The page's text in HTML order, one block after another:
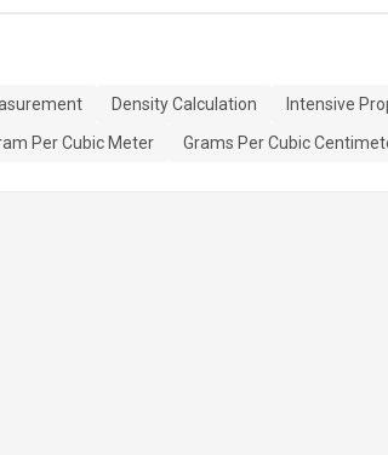
Density Calculation
Intensive
Per Cubic Meter Grams Per Cubic